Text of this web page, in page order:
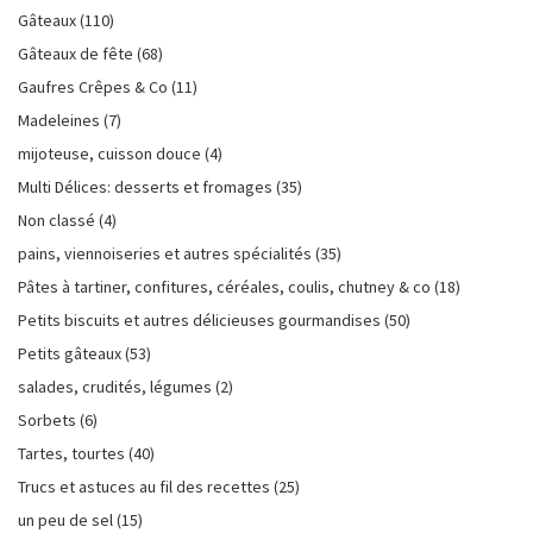
Gâteaux(110)
Gâteaux de fête (68)
Gaufres Crêpes & Co (11)
Madeleines (7)
mijoteuse, cuisson douce (4)
Multi Délices: desserts et fromages (35)
Non classé (4)
pains, viennoiseries et autres spécialités (35)
Pâtes à tartiner, confitures, céréales, coulis, chutney & co (18)
Petits biscuits et autres délicieuses gourmandises (50)
Petits gâteaux(53)
salades, crudités, légumes (2)
Sorbets (6)
Tartes, tourtes (40)
Trucs et astuces au fil des recettes (25)
un peu de sel(15)